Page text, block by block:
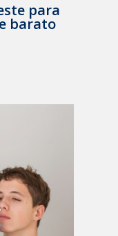
para
barato